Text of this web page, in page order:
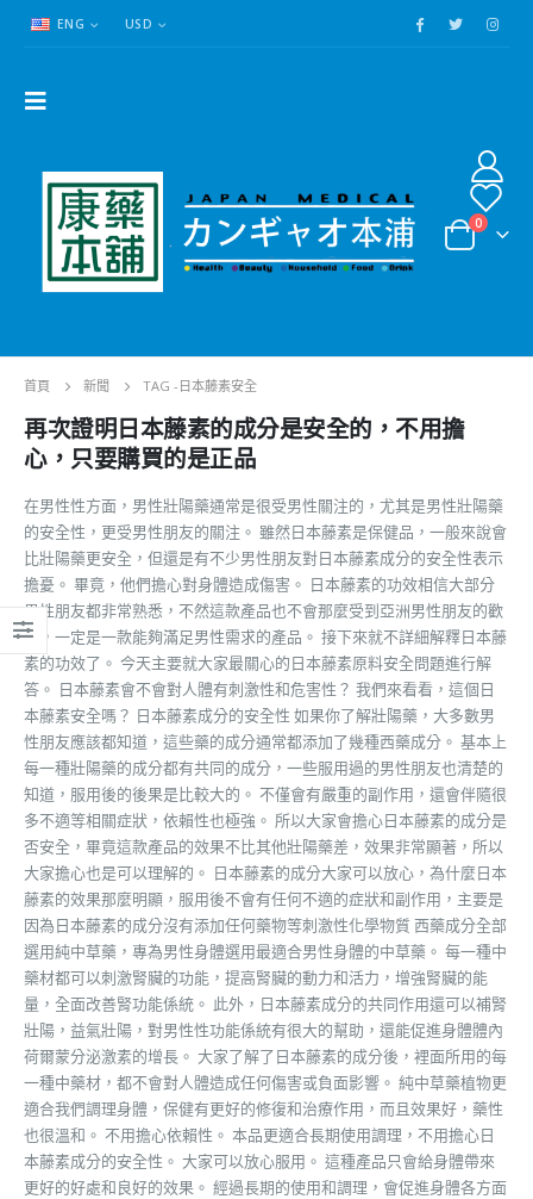
ENG USD
0
首頁 新聞 TAG - 日本藤素安全
再次證明日本藤素的成分是安全的，不用擔
心，只要購買的是正品
在男性性方面，男性壯陽藥通常是很受男性關注的，尤其是男性壯陽藥
的安全性，更受男性朋友的關注。 雖然日本藤素是保健品，一般來說會
比壯陽藥更安全，但還是有不少男性朋友對日本藤素成分的安全性表示
擔憂。 畢竟，他們擔心對身體造成傷害。 日本藤素的功效相信大部分
男性朋友都非常熟悉，不然這款產品也不會那麼受到亞洲男性朋友的歡
迎，一定是一款能夠滿足男性需求的產品。 接下來就不詳細解釋日本藤
素的功效了。 今天主要就大家最關心的日本藤素原料安全問題進行解
答。 日本藤素會不會對人體有刺激性和危害性？ 我們來看看，這個日
本藤素安全嗎？ 日本藤素成分的安全性 如果你了解壯陽藥，大多數男
性朋友應該都知道，這些藥的成分通常都添加了幾種西藥成分。 基本上
每一種壯陽藥的成分都有共同的成分，一些服用過的男性朋友也清楚的
知道，服用後的後果是比較大的。 不僅會有嚴重的副作用，還會伴隨很
多不適等相關症狀，依賴性也極強。 所以大家會擔心日本藤素的成分是
否安全，畢竟這款產品的效果不比其他壯陽藥差，效果非常顯著，所以
大家擔心也是可以理解的。 日本藤素的成分大家可以放心，為什麼日本
藤素的效果那麼明顯，服用後不會有任何不適的症狀和副作用，主要是
因為日本藤素的成分沒有添加任何藥物等刺激性化學物質 西藥成分全部
選用純中草藥，專為男性身體選用最適合男性身體的中草藥。 每一種中
藥材都可以刺激腎臟的功能，提高腎臟的動力和活力，增強腎臟的能
量，全面改善腎功能係統。 此外，日本藤素成分的共同作用還可以補腎
壯陽，益氣壯陽，對男性性功能係統有很大的幫助，還能促進身體體內
荷爾蒙分泌激素的增長。 大家了解了日本藤素的成分後，裡面所用的每
一種中藥材，都不會對人體造成任何傷害或負面影響。 純中草藥植物更
適合我們調理身體，保健有更好的修復和治療作用，而且效果好，藥性
也很溫和。 不用擔心依賴性。 本品更適合長期使用調理，不用擔心日
本藤素成分的安全性。 大家可以放心服用。 這種產品只會給身體帶來
更好的好處和良好的效果。 經過長期的使用和調理，會促進身體各方面